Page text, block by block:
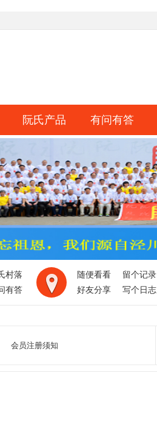
阮氏产品 有问有答
村落
有答
随便看看 留个记录
好友分享
写个日志
会员注册须知